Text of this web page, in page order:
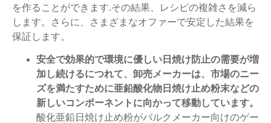
を作ることができます.その結果、レシピの複雑さを減ら
します。さらに、さまざまなオファーで安定した結果を
保証します。
安全で効果的で環境に優しい日焼け防止の需要が増
加し続けるにつれて、卸売メーカーは、市場のニー
ズを満たすために亜鉛酸化物日焼け止め粉末などの
新しいコンポーネントに向かって移動しています。
酸化亜鉛日焼け止め粉がバルクメーカー向けのゲー